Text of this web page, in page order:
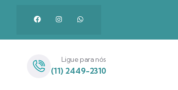
Ligue para nós
(11) 2449-2310